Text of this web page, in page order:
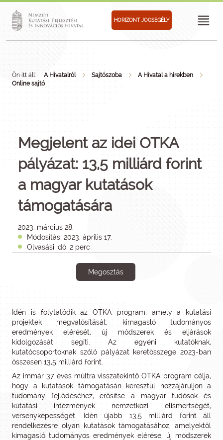
HORIZONT JOGSEGÉLY
Ön itt áll: A Hivatalról Sajtószoba
A Hivatal a hírekben
Online sajtó
Megjelent az idei OTKA
pályázat: 13,5 milliárd forint
a magyar kutatások
támogatására
2023. március 28.
Módosítás: 2023. április 17.
Olvasási idő: 2 perc
Megosztás
Idén is folytatódik az OTKA program, amely a kutatási
projektek megvalósítását, kimagasló tudományos
eredmények elérését, új módszerek és eljárások
kidolgozását segíti. Az egyéni kutatóknak,
kutatócsoportoknak szóló pályázat keretösszege 2023-ban
összesen 13,5 milliárd forint.
Az immár 37 éves múltra visszatekintő OTKA program célja,
hogy a kutatások támogatásán keresztül hozzájáruljon a
tudomány fejlődéséhez, erősítse a magyar tudósok és
kutatási intézmények nemzetközi elismertségét,
versenyképességét. Idén újabb 13,5 milliárd forint áll
rendelkezésre olyan kutatások támogatásához, amelyektől
kimagasló tudományos eredmények elérése, új módszerek